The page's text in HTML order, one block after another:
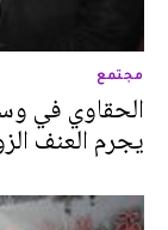
مجتمع
الحقاوي في
يجرم العنف